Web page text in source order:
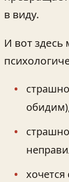
в виду.
И вот здесь